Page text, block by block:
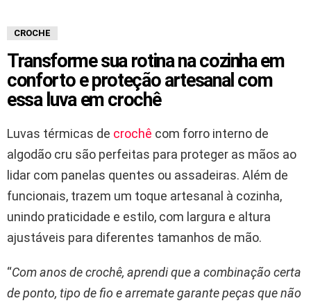
CROCHE
Transforme sua rotina na cozinha em
conforto e proteção artesanal com
essa luva em crochê
Luvas térmicas de crochê com forro interno de
algodão cru são perfeitas para proteger as mãos ao
lidar com panelas quentes ou assadeiras. Além de
funcionais, trazem um toque artesanal à cozinha,
unindo praticidade e estilo, com largura e altura
ajustáveis para diferentes tamanhos de mão.
“Com anos de crochê, aprendi que a combinação certa
de ponto, tipo de fio e arremate garante peças que não